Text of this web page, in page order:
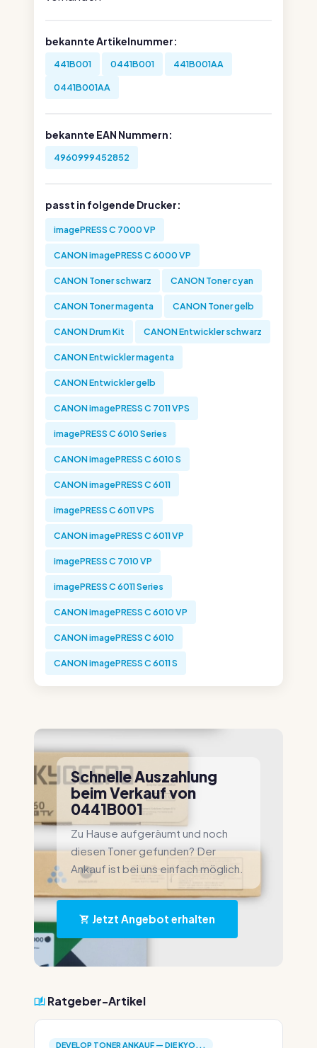
bekannte Artikelnummer:
441B001 0441B001 441B001AA
0441B001AA
bekannte EAN Nummern:
4960999452852
passt in folgende Drucker:
imagePRESS C 7000 VP
CANON imagePRESS C 6000 VP
CANON Toner schwarz CANON Toner cyan
CANON Toner magenta CANON Toner gelb
CANON Drum Kit CANON Entwickler schwarz
CANON Entwickler magenta
CANON Entwickler gelb
CANON imagePRESS C 7011 VPS
imagePRESS C 6010 Series
CANON imagePRESS C 6010 S
CANON imagePRESS C 6011
imagePRESS C 6011 VPS
CANON imagePRESS C 6011 VP
imagePRESS C 7010 VP
imagePRESS C 6011 Series
CANON imagePRESS C 6010 VP
CANON imagePRESS C 6010
CANON imagePRESS C 6011 S
Schnelle Auszahlung
beim Verkauf von
0441B001
Zu Hause aufgeräumt und noch
diesen Toner gefunden? Der
Ankauf ist bei uns einfach möglich.
Jetzt Angebot erhalten
Ratgeber-Artikel
DEVELOP TONER ANKAUF — DIE KYO...